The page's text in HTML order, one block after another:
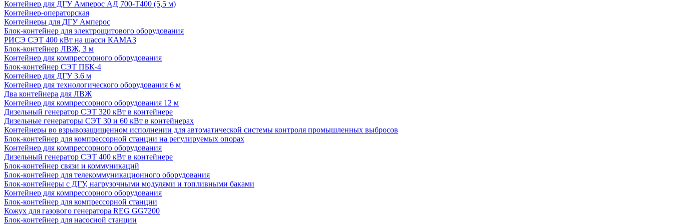
Контейнер для ДГУ Амперос АД 700-Т400 (5,5 м)
Контейнер-операторская
Контейнеры для ДГУ Амперос
Блок-контейнер для электрощитового оборудования
РИСЭ СЭТ 400 кВт на шасси КАМАЗ
Блок-контейнер ЛВЖ, 3 м
Контейнер для компрессорного оборудования
Блок-контейнер СЭТ ПБК-4
Контейнер для ДГУ 3.6 м
Контейнер для технологического оборудования 6 м
Два контейнера для ЛВЖ
Контейнер для компрессорного оборудования 12 м
Дизельный генератор СЭТ 320 кВт в контейнере
Дизельные генераторы СЭТ 30 и 60 кВт в контейнерах
Контейнеры во взрывозащищенном исполнении для автоматической системы контроля промышленных выбросов
Блок-контейнер для компрессорной станции на регулируемых опорах
Контейнер для компрессорного оборудования
Дизельный генератор СЭТ 400 кВт в контейнере
Блок-контейнер связи и коммуникаций
Блок-контейнер для телекоммуникационного оборудования
Блок-контейнеры с ДГУ, нагрузочными модулями и топливными баками
Контейнер для компрессорного оборудования
Блок-контейнер для компрессорной станции
Кожух для газового генератора REG GG7200
Блок-контейнер для насосной станции